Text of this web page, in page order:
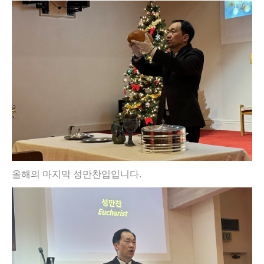
올해의 마지막 성만찬입입니다.